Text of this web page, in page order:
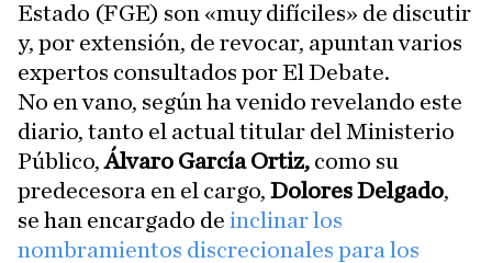
Estado (FGE) son «muy difíciles» de discutir
y, por extensión, de revocar, apuntan varios
expertos consultados por El Debate.
No en vano, según ha venido revelando este
diario, tanto el actual titular del Ministerio
Público,Álvaro García Ortiz, como su
predecesora en el cargo, Dolores Delgado,
se han encargado de inclinar los
nombramientos discrecionales para los